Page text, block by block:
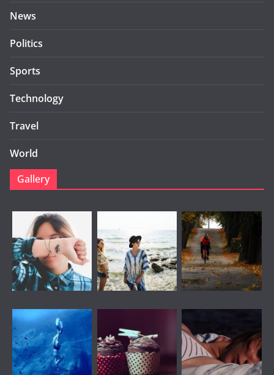
News
Politics
Sports
Technology
Travel
World
Gallery